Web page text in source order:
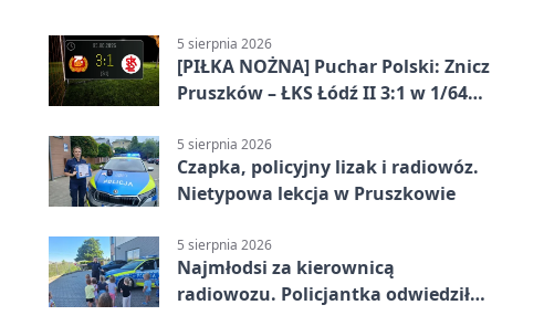
5 sierpnia 2026
[PIŁKA NOŻNA] Puchar Polski: Znicz
Pruszków – ŁKS Łódź II 3:1 w 1/64
5 sierpnia 2026
Czapka, policyjny lizak i radiowóz.
Nietypowa lekcja w Pruszkowie
5 sierpnia 2026
Najmłodsi za kierownicą
radiowozu. Policjantka odwiedziła